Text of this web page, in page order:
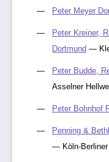
Peter Meyer
Peter Kreiner,
Dortmund —
Peter Budde,
Asselner
Peter Bohnhof
Penning &
— Köln-Berliner